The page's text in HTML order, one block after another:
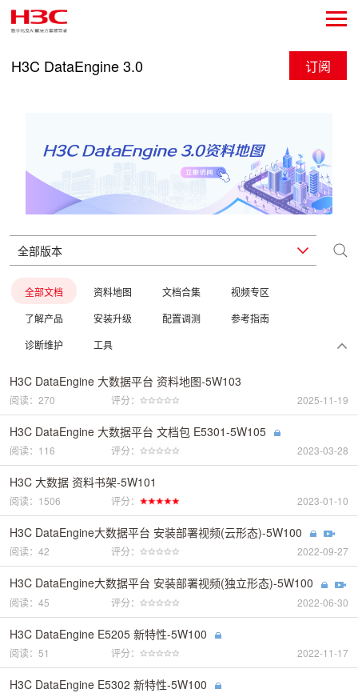
H3C DataEngine 3.0 订阅
全部文档 资料地图 文档合集
视频专区
了解产品
安装升级 配置调测
参考指南
诊断维护
工具
H3C DataEngine 大数据平台 资料地图-5W103
阅读：270 评分： 2025-11-19
H3C DataEngine 大数据平台 文档包 E5301-5W105
阅读：116 评分： 2023-03-28
H3C 大数据 资料书架-5W101
阅读：1506 评分： 2023-01-10
H3C DataEngine大数据平台 安装部署视频(云形态)-5W100
阅读：42 评分： 2022-09-27
H3C DataEngine大数据平台 安装部署视频(独立形态)-5W100
阅读：45 评分： 2022-06-30
H3C DataEngine E5205 新特性-5W100
阅读：51 评分： 2022-11-17
H3C DataEngine E5302 新特性-5W100